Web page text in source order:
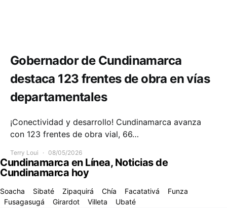
Gobernador de Cundinamarca
destaca 123 frentes de obra en vías
departamentales
¡Conectividad y desarrollo! Cundinamarca avanza
con 123 frentes de obra vial, 66…
Terry Loui 08/05/2026
Cundinamarca en Línea, Noticias de
Cundinamarca hoy
Soacha Sibaté Zipaquirá Chía Facatativá
Funza
Fusagasugá
Girardot Villeta Ubaté